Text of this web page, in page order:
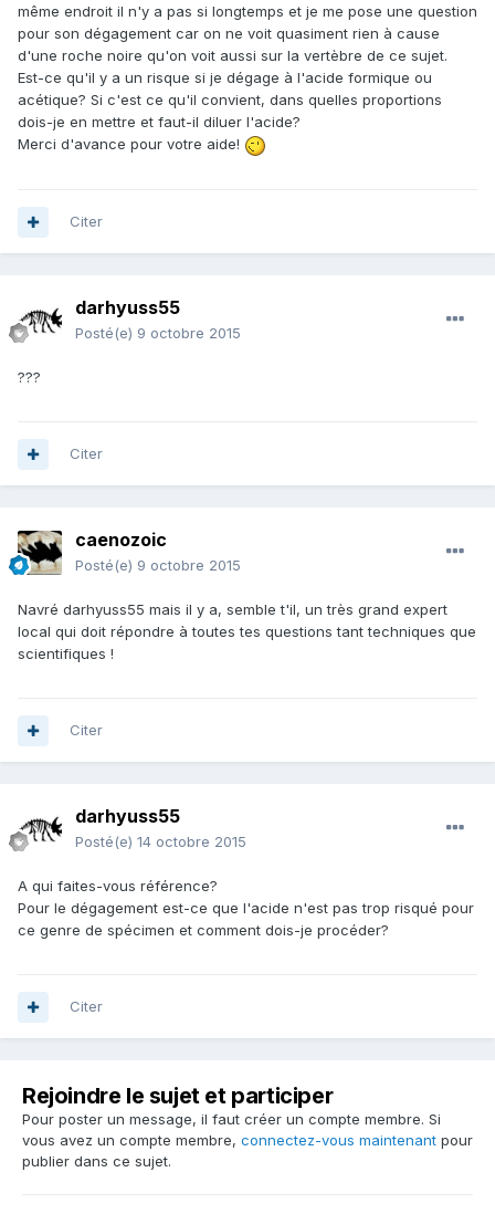
même endroit il n'y a pas si longtemps et je me pose une question
pour son dégagement car on ne voit quasiment rien à cause
d'une roche noire qu'on voit aussi sur la vertèbre de ce sujet.
Est-ce qu'il y a un risque si je dégage à l'acide formique ou
acétique? Si c'est ce qu'il convient, dans quelles proportions
dois-je en mettre et faut-il diluer l'acide?
Merci d'avance pour votre aide!
Citer
darhyuss55
Posté(e) 9 octobre 2015
???
Citer
caenozoic
Posté(e) 9 octobre 2015
Navré darhyuss55 mais il y a, semble t'il, un très grand expert
local qui doit répondre à toutes tes questions tant techniques que
scientifiques !
Citer
darhyuss55
Posté(e) 14 octobre 2015
A qui faites-vous référence?
Pour le dégagement est-ce que l'acide n'est pas trop risqué pour
ce genre de spécimen et comment dois-je procéder?
Citer
Rejoindre le sujet et participer
Pour poster un message, il faut créer un compte membre. Si
vous avez un compte membre, connectez-vous maintenant pour
publier dans ce sujet.